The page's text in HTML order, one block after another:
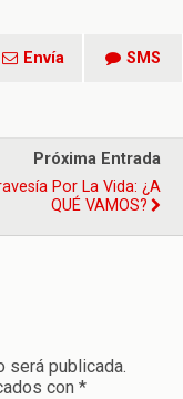
Envía SMS
Próxima Entrada
Por La Vida: ¿A
QUÉ VAMOS?
será publicada.
con *